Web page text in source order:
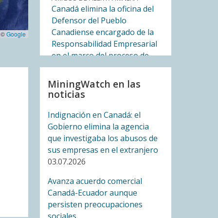
©Google
Canadá elimina la oficina del
Defensor del Pueblo
Canadiense encargado de la
Responsabilidad Empresarial
en el marco del proceso de
ratificación de un acuerdo
comercial con Ecuador
14.07.2026
AMIGOS DE ALERTA MINERA
A un año de la Asamblea
Ciudadana por la defensa del
Agua y los Páramos del
Azuay: el Quinto Río sigue
09.07.2026
BLOG ENTRY
MiningWatch en las
noticias
Indignación en Canadá: el
Gobierno elimina la agencia
que investigaba los abusos de
sus empresas en el extranjero
03.07.2026
Avanza acuerdo comercial
Canadá-Ecuador aunque
persisten preocupaciones
sociales